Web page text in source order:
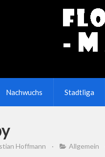
Nachwuchs Stadtliga
Hoffmann · Allgemein